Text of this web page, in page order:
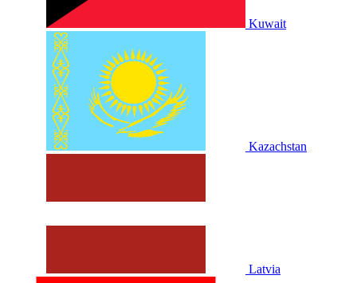
Kuwait
Kazachstan
Latvia